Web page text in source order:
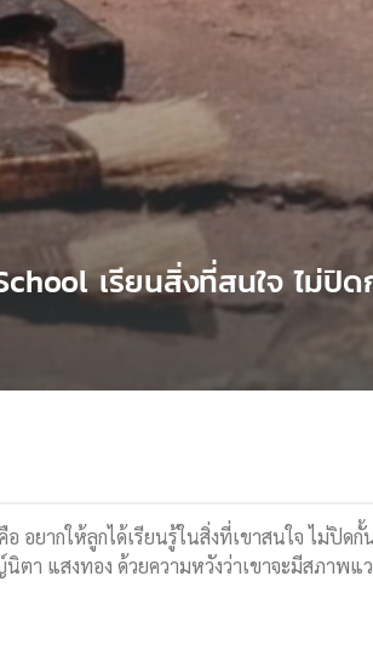
เรียนสิ่งที่สนใจ ไม่ปิ
อยากให้ลูกได้เรียนรู้ในสิ่งที่เขาสนใจ ไม่ปิด
า แสงทอง ด้วยความหวังว่าเขาจะมีสภาพแ